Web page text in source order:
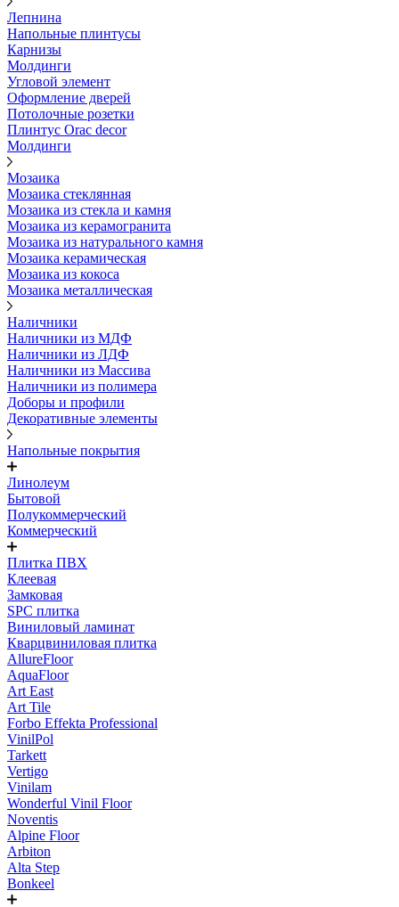
Лепнина
Напольные плинтусы
Карнизы
Молдинги
Угловой элемент
Оформление дверей
Потолочные розетки
Плинтус Orac decor
Молдинги
Мозаика
Мозаика стеклянная
Мозаика из стекла и камня
Мозаика из керамогранита
Мозаика из натурального камня
Мозаика керамическая
Мозаика из кокоса
Мозаика металлическая
Наличники
Наличники из МДФ
Наличники из ЛДФ
Наличники из Массива
Наличники из полимера
Доборы и профили
Декоративные элементы
Напольные покрытия
Линолеум
Бытовой
Полукоммерческий
Коммерческий
Плитка ПВХ
Клеевая
Замковая
SPC плитка
Виниловый ламинат
Кварцвиниловая плитка
AllureFloor
AquaFloor
Art East
Art Tile
Forbo Effekta Professional
VinilPol
Tarkett
Vertigo
Vinilam
Wonderful Vinil Floor
Noventis
Alpine Floor
Arbiton
Alta Step
Bonkeel